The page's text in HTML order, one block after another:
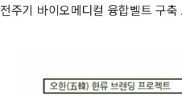
전주기 바이오메디컬 융합벨트 구